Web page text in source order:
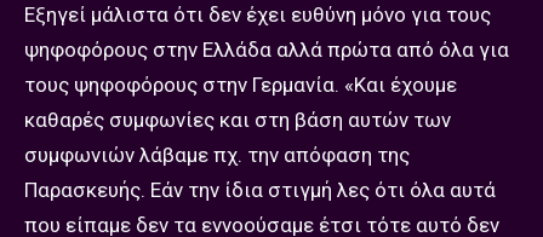
Εξηγεί μάλιστα ότι δεν έχει ευθύνη μόνο για τους
ψηφοφόρους στην Ελλάδα αλλά πρώτα από όλα για
τους ψηφοφόρους στην Γερμανία. «Και έχουμε
καθαρές συμφωνίες και στη βάση αυτών των
συμφωνιών λάβαμε πχ. την απόφαση της
Παρασκευής. Εάν την ίδια στιγμή λες ότι όλα αυτά
που είπαμε δεν τα εννοούσαμε έτσι τότε αυτό δεν